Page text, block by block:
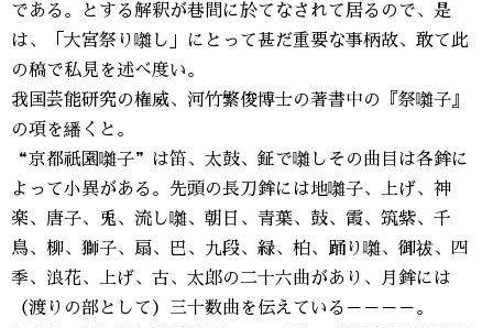
である。とする解釈が巷間に於てなされて居るので、是
は、「大宮祭り囃し」にとって甚だ重要な事柄故、敢て此
の稿で私見を述べ度い。
我国芸能研究の権威、河竹繁俊博士の著書中の『祭囃子』
の項を繙くと。
“京都祇園囃子”は笛、太鼓、鉦で囃しその曲目は各鉾に
よって小異がある。先頭の長刀鉾には地囃子、上げ、神
楽、唐子、兎、流し囃、朝日、青葉、鼓、霞、筑紫、千
鳥、柳、獅子、扇、巴、九段、緑、柏、踊り囃、御祓、四
季、浪花、上げ、古、太郎の二十六曲があり、月鉾には
（渡りの部として）三十数曲を伝えている－－－－。